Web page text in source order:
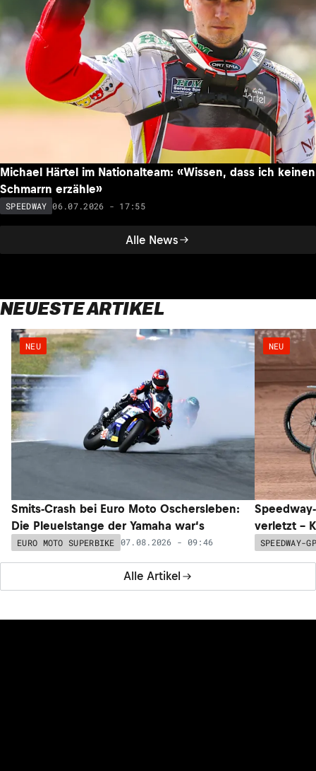
Alle News
Michael Härtel im Nationalteam: «Wissen, dass ich keinen
Schmarrn erzähle»
SPEEDWAY 06.07.2026 - 17:55
NEUESTE ARTIKEL
Alle Artikel
NEU
Smits-Crash bei Euro Moto Oschersleben:
Die Pleuelstange der Yamaha war‘s
EURO MOTO SUPERBIKE 07.08.2026 - 09:46
NEU
verletzt –
SPEEDWAY-GP